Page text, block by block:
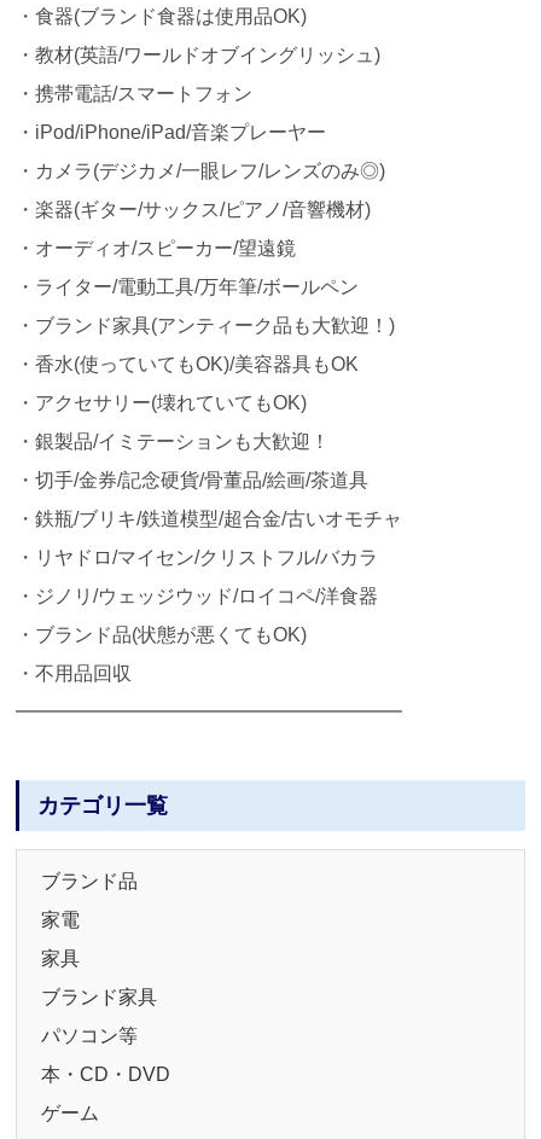
・食器(ブランド食器は使用品OK)
・教材(英語/ワールドオブイングリッシュ)
・携帯電話/スマートフォン
・iPod/iPhone/iPad/音楽プレーヤー
・カメラ(デジカメ/一眼レフ/レンズのみ◎)
・楽器(ギター/サックス/ピアノ/音響機材)
・オーディオ/スピーカー/望遠鏡
・ライター/電動工具/万年筆/ボールペン
・ブランド家具(アンティーク品も大歓迎！)
・香水(使っていてもOK)/美容器具もOK
・アクセサリー(壊れていてもOK)
・銀製品/イミテーションも大歓迎！
・切手/金券/記念硬貨/骨董品/絵画/茶道具
・鉄瓶/ブリキ/鉄道模型/超合金/古いオモチャ
・リヤドロ/マイセン/クリストフル/バカラ
・ジノリ/ウェッジウッド/ロイコペ/洋食器
・ブランド品(状態が悪くてもOK)
・不用品回収
━━━━━━━━━━━━━━━━━━━━
カテゴリ一覧
ブランド品
家電
家具
ブランド家具
パソコン等
本・CD・DVD
ゲーム